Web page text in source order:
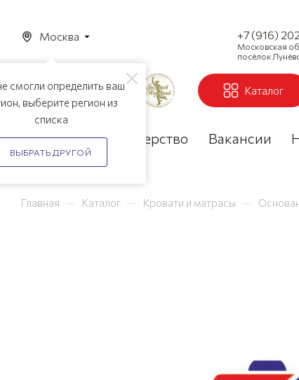
Москва
смогли определить ваш
выберите регион из
списка
ВЫБРАТЬ ДРУГОЙ
+7 (916)
Московская
посёлок
Каталог
Акции Партнерство Вакансии
Главная — Каталог — Кровати и матрасы —